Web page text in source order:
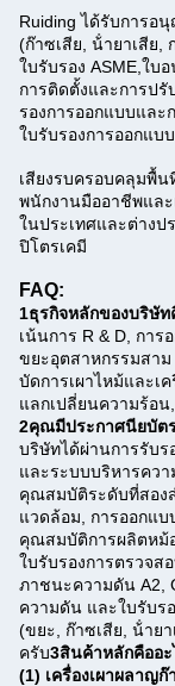
Ruiding ได้รับการอ
(ก๊าซเสีย, น้ํายาเสีย,
ใบรับรอง ASME,ใบ
การติดตั้งและการปรั
รองการออกแบบและ
ใบรับรองการออกแบ
เสียงรบครอบคลุมพื้น
พนักงานมืออาชีพและ
ในประเทศและต่าง
ปิโตรเคมี
FAQ:
1ธุรกิจหลักของบริษัท
เน้นการ R & D, กา
ขยะอุตสาหกรรมสา
บัดการเผาไหม้และเ
แลกเปลี่ยนความร้อน
2คุณมีประกาศนียบัต
บริษัทได้ผ่านการรับ
และระบบบริหารคว
คุณสมบัติระดับที่สอง
แวดล้อม, การออกแบ
คุณสมบัติการผลิตหม้
ใบรับรองการตรวจส
ภาชนะความดัน A2,
ความดัน และใบรับ
(ขยะ, ก๊าซเสีย, น้ํายา
ครับ3สินค้าหลักคืออะ
(1) เครื่องเผาผลาญก๊